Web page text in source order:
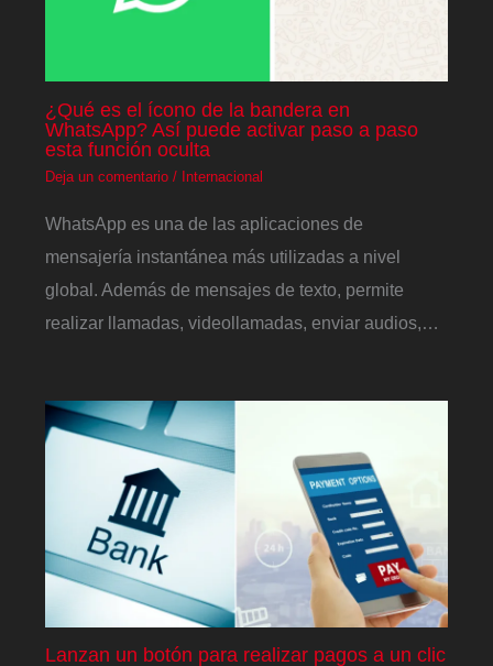
¿Qué es el ícono de la bandera en
WhatsApp? Así puede activar paso a paso
esta función oculta
Deja un comentario / Internacional
WhatsApp es una de las aplicaciones de
mensajería instantánea más utilizadas a nivel
global. Además de mensajes de texto, permite
realizar llamadas, videollamadas, enviar audios,…
Lanzan un botón para realizar pagos a un clic